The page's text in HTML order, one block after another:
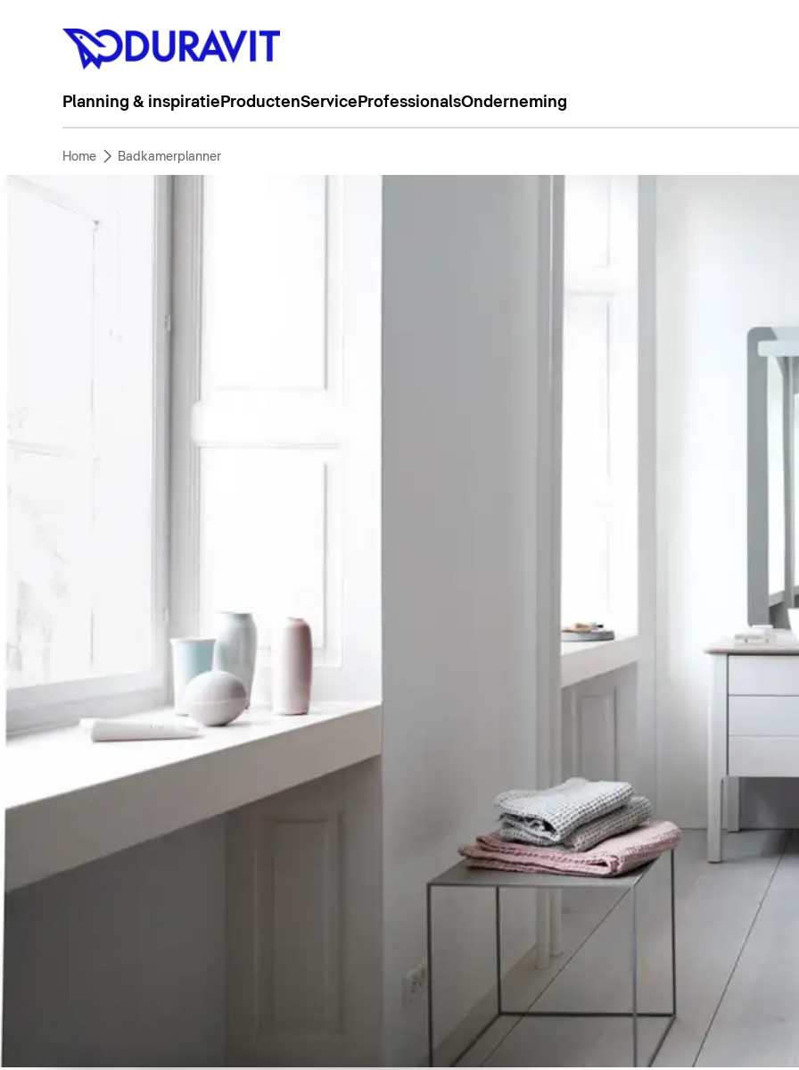
Planning & inspiratie ProductenService ProfessionalsOnderneming
Home Badkamerplanner